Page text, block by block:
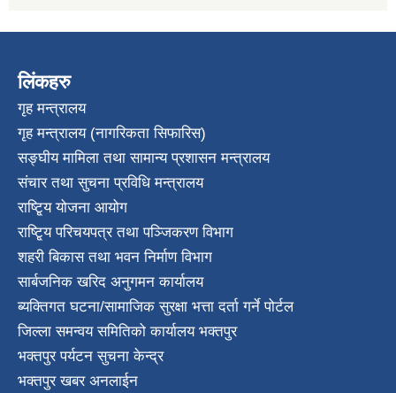
लिंकहरु
गृह मन्त्रालय
गृह मन्त्रालय (नागरिकता सिफारिस)
सङ्घीय मामिला तथा सामान्य प्रशासन मन्त्रालय
संचार तथा सुचना प्रविधि मन्त्रालय
राष्टि्ृय योजना आयोग
राष्टि्ृय परिचयपत्र तथा पञ्जिकरण विभाग
शहरी बिकास तथा भवन निर्माण विभाग
सार्बजनिक खरिद अनुगमन कार्यालय
ब्यक्तिगत घटना/सामाजिक सुरक्षा भत्ता दर्ता गर्ने पोर्टल
जिल्ला समन्वय समितिको कार्यालय भक्तपुर
भक्तपुर पर्यटन सुचना केन्द्र
भक्तपुर खबर अनलाईन